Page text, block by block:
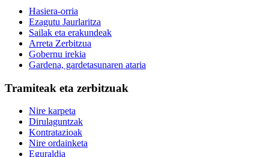
Hasiera-orria
Ezagutu Jaurlaritza
Sailak eta erakundeak
Arreta Zerbitzua
Gobernu irekia
Gardena, gardetasunaren ataria
Tramiteak eta zerbitzuak
Nire karpeta
Dirulaguntzak
Kontratazioak
Nire ordainketa
Eguraldia